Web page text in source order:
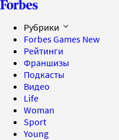
Рубрики
Forbes Games New
Рейтинги
Франшизы
Подкасты
Видео
Life
Woman
Sport
Young